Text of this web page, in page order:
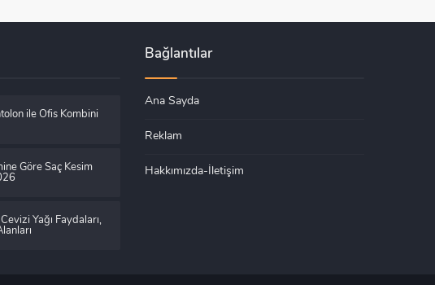
ile Ofis Kombini
Göre Saç Kesim
Yağı Faydaları,
Bağlantılar
Ana Sayda
Reklam
Hakkımızda-İletişim